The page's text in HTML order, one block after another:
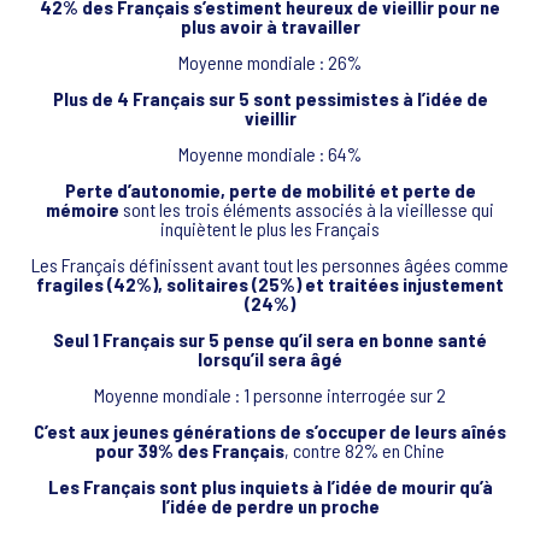
42% des Français s’estiment heureux de vieillir pour ne
plus avoir à travailler
Moyenne mondiale : 26%
Plus de 4 Français sur 5 sont pessimistes à l’idée de
vieillir
Moyenne mondiale : 64%
Perte d’autonomie, perte de mobilité et perte de
mémoire sont les trois éléments associés à la vieillesse qui
inquiètent le plus les Français
Les Français définissent avant tout les personnes âgées comme
fragiles (42%), solitaires (25%) et traitées injustement
(24%)
Seul 1 Français sur 5 pense qu’il sera en bonne santé
lorsqu’il sera âgé
Moyenne mondiale : 1 personne interrogée sur 2
C’est aux jeunes générations de s’occuper de leurs aînés
pour 39% des Français, contre 82% en Chine
Les Français sont plus inquiets à l’idée de mourir qu’à
l’idée de perdre un proche